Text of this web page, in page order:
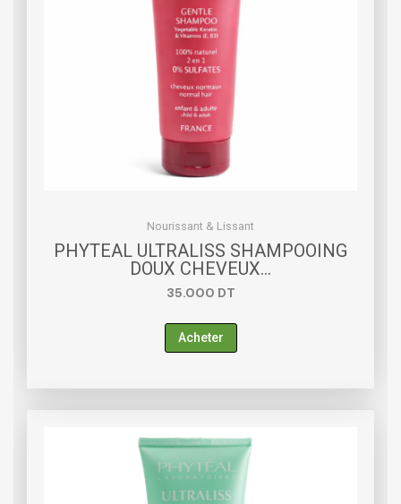
Nourissant & Lissant
PHYTEAL ULTRALISS SHAMPOOING
DOUX CHEVEUX…
35.000 DT
Acheter